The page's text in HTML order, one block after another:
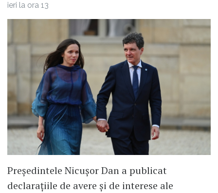
ieri la ora 13
Președintele Nicușor Dan a publicat
declarațiile de avere și de interese ale